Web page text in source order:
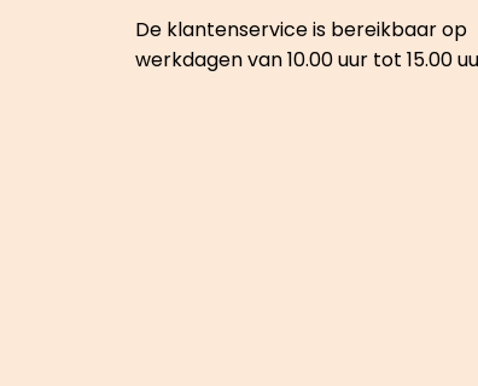
De klantenservice is bereikbaar op
werkdagen van 10.00 uur tot 15.00